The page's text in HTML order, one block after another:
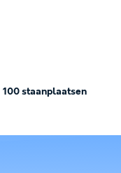
100 staanplaatsen